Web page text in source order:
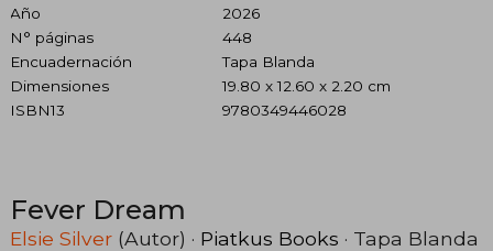
Año
2026
N° páginas
448
Encuadernación
Tapa Blanda
Dimensiones
19.80 x 12.60 x 2.20 cm
ISBN13
9780349446028
Fever Dream
Elsie Silver (Autor) · Piatkus Books · Tapa Blanda